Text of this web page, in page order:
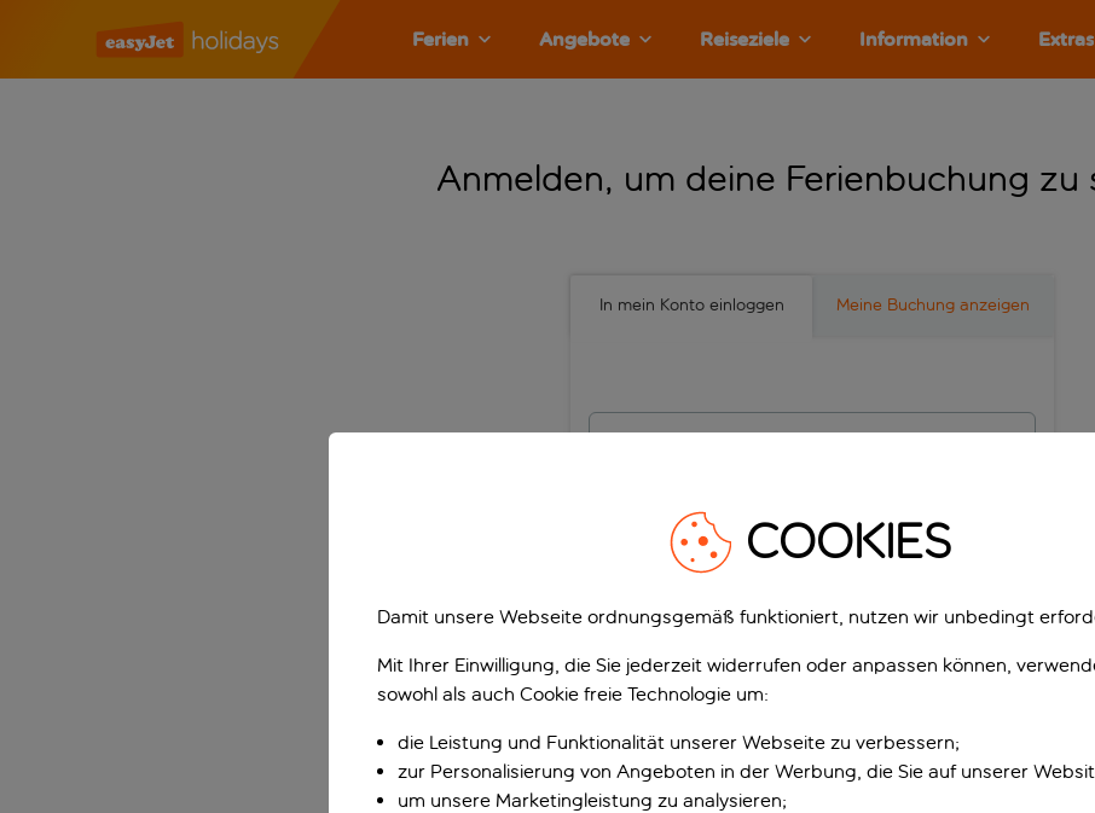
Ferien Angebote Reiseziele Information Extras
Anmelden, um deine Ferienbuchung zu
In mein Konto einloggen Meine Buchung anzeigen
E-Mail-Adresse
Passwort
Passwort vergessen?
Merken
COOKIES
Damit unsere Webseite ordnungsgemäß funktioniert, nutzen wir unbedingt
Mit Ihrer Einwilligung, die Sie jederzeit widerrufen oder anpassen können,
sowohl als auch Cookie freie Technologie um:
die Leistung und Funktionalität unserer Webseite zu verbessern;
zur Personalisierung von Angeboten in der Werbung, die Sie auf unserer
um unsere Marketingleistung zu analysieren;